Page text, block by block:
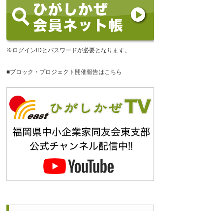
※ログインIDとパスワードが必要となります。
■ブロック・プロジェクト開催報告はこちら